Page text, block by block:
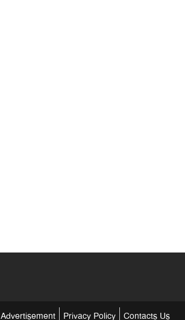
Advertisement Privacy Policy Contacts Us